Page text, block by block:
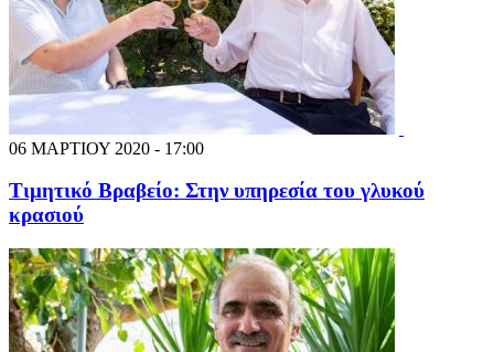
06 ΜΑΡΤΙΟΥ 2020 - 17:00
Τιμητικό Βραβείο: Στην υπηρεσία του γλυκού
κρασιού